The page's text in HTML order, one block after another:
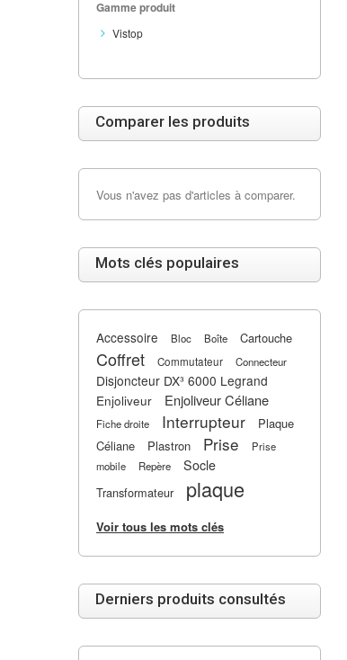
Gamme produit
Vistop
Comparer les produits
Vous n'avez pas d'articles à comparer.
Mots clés populaires
Accessoire Bloc Boîte Cartouche
Coffret Commutateur Connecteur
Disjoncteur DX³ 6000 Legrand
Enjoliveur
Enjoliveur Céliane
Fiche droite Interrupteur
Plaque
Céliane
Plastron Prise
Prise
mobile
Repère Socle
Transformateur plaque
Voir tous les mots clés
Derniers produits consultés